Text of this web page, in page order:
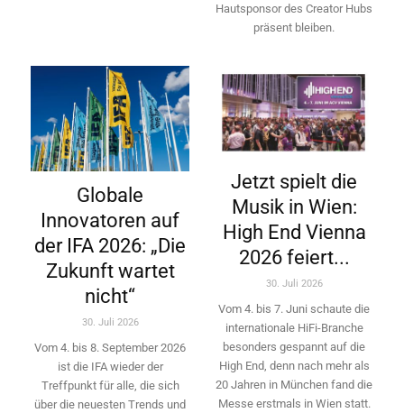
Hautsponsor des Creator Hubs
präsent bleiben.
Globale
Innovatoren auf
der IFA 2026: „Die
Zukunft wartet
nicht“
30. Juli 2026
Vom 4. bis 8. September 2026
ist die IFA wieder der
Treffpunkt für alle, die sich
über die neuesten Trends und
Jetzt spielt die
Musik in Wien:
High End Vienna
2026 feiert...
30. Juli 2026
Vom 4. bis 7. Juni schaute die
internationale HiFi-Branche
besonders gespannt auf die
High End, denn nach mehr als
20 Jahren in München fand die
Messe erstmals in Wien statt.